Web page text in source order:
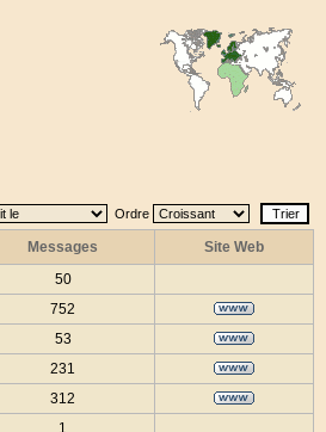
Ordre
Messages
Site Web
50
752
53
231
312
1